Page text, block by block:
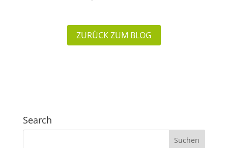
ZURÜCK ZUM BLOG
Search